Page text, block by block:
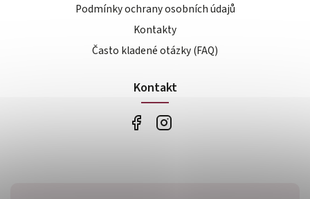
Podmínky ochrany osobních údajů
Kontakty
Často kladené otázky (FAQ)
Kontakt